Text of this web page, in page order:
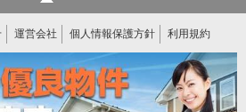
運営会社 個人情報保護方針 利用規約